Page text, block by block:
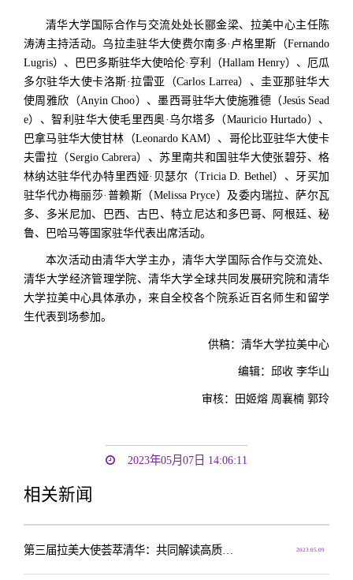
清华大学国际合作与交流处处长郦金梁、拉美中心主任陈
涛涛主持活动。乌拉圭驻华大使费尔南多·卢格里斯（Fernando
Lugris）、巴巴多斯驻华大使哈伦·亨利（Hallam Henry）、厄瓜
多尔驻华大使卡洛斯·拉雷亚（Carlos Larrea）、圭亚那驻华大
使周雅欣（Anyin Choo）、墨西哥驻华大使施雅德（Jesús Sead
e）、智利驻华大使毛里西奥·乌尔塔多（Mauricio Hurtado）、
巴拿马驻华大使甘林（Leonardo KAM）、哥伦比亚驻华大使卡
夫雷拉（Sergio Cabrera）、苏里南共和国驻华大使张碧芬、格
林纳达驻华代办特里西娅·贝瑟尔（Tricia D. Bethel）、牙买加
驻华代办梅丽莎·普赖斯（Melissa Pryce）及委内瑞拉、萨尔瓦
多、多米尼加、巴西、古巴、特立尼达和多巴哥、阿根廷、秘
鲁、巴哈马等国家驻华代表出席活动。
本次活动由清华大学主办，清华大学国际合作与交流处、
清华大学经济管理学院、清华大学全球共同发展研究院和清华
大学拉美中心具体承办，来自全校各个院系近百名师生和留学
生代表到场参加。
供稿：清华大学拉美中心
编辑：邱收 李华山
审核：田姬熔 周襄楠 郭玲
2023年05月07日 14:06:11
相关新闻
2023.05.09
第三届拉美大使荟萃清华：共同解读高质量发展与中国式现代化